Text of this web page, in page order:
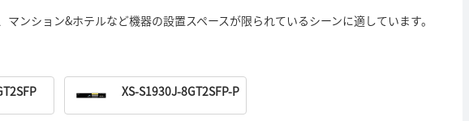
マンション&ホテルなど機器の設置スペースが限られているシーンに適しています。
XS-S1930J-8GT2SFP-P